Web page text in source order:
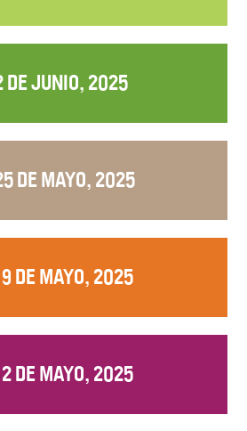
DE JUNIO, 2025
DE MAYO, 2025
DE MAYO, 2025
DE MAYO, 2025